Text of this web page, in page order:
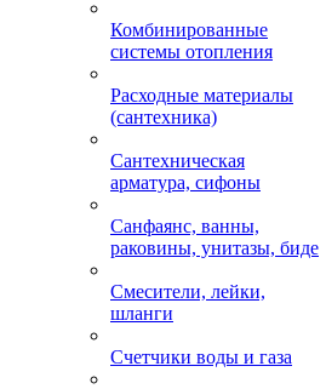
Комбинированные
системы отопления
Расходные материалы
(сантехника)
Сантехническая
арматура, сифоны
Санфаянс, ванны,
раковины, унитазы, биде
Смесители, лейки,
шланги
Счетчики воды и газа